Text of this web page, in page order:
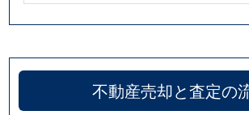
不動産売却と査定の